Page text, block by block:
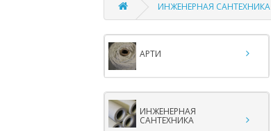
ИНЖЕНЕРНАЯ САНТЕХНИКА
АРТИ
ИНЖЕНЕРНАЯ
САНТЕХНИКА